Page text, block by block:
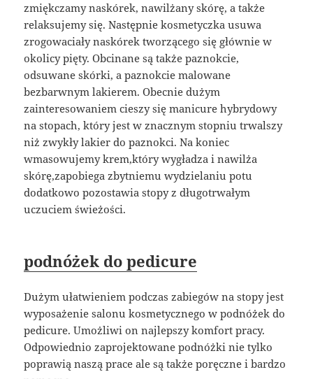
zmiękczamy naskórek, nawilżany skórę, a także
relaksujemy się. Następnie kosmetyczka usuwa
zrogowaciały naskórek tworzącego się głównie w
okolicy pięty. Obcinane są także paznokcie,
odsuwane skórki, a paznokcie malowane
bezbarwnym lakierem. Obecnie dużym
zainteresowaniem cieszy się manicure hybrydowy
na stopach, który jest w znacznym stopniu trwalszy
niż zwykły lakier do paznokci. Na koniec
wmasowujemy krem,który wygładza i nawilża
skórę,zapobiega zbytniemu wydzielaniu potu
dodatkowo pozostawia stopy z długotrwałym
uczuciem świeżości.
podnóżek do pedicure
Dużym ułatwieniem podczas zabiegów na stopy jest
wyposażenie salonu kosmetycznego w podnóżek do
pedicure. Umożliwi on najlepszy komfort pracy.
Odpowiednio zaprojektowane podnóżki nie tylko
poprawią naszą prace ale są także poręczne i bardzo